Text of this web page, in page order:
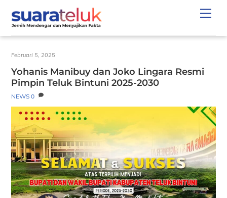
content
Februari 5, 2025
Yohanis Manibuy dan Joko Lingara Resmi
Pimpin Teluk Bintuni 2025-2030
NEWS 0